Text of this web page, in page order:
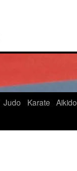
Judo Karate Aikido